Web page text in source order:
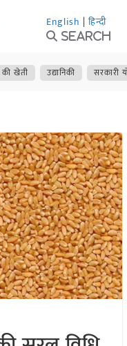
English | हिन्दी
Search
खेती उद्यानिकी सरकारी